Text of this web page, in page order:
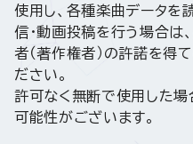
使用し、各種楽曲データを
信・動画投稿を行う場合は
者（著作権者）の許諾を得
ださい。
許可なく無断で使用した場
可能性がございます。